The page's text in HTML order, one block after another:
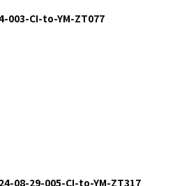
003-CI-to-YM-ZT077
24-08-29-005-CI-to-YM-ZT317